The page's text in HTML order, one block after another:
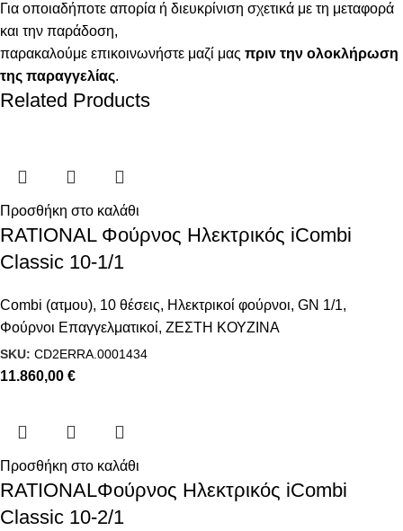
Για οποιαδήποτε απορία ή διευκρίνιση σχετικά με τη μεταφορά
και την παράδοση,
παρακαλούμε επικοινωνήστε μαζί μας πριν την ολοκλήρωση
της παραγγελίας.
Related Products
Προσθήκη στο καλάθι
RATIONAL Φούρνος Ηλεκτρικός iCombi
Classic 10-1/1
Combi (ατμου), 10 θέσεις, Ηλεκτρικοί φούρνοι, GN 1/1,
Φούρνοι Επαγγελματικοί, ΖΕΣΤΗ ΚΟΥΖΙΝΑ
SKU: CD2ERRA.0001434
11.860,00 €
Προσθήκη στο καλάθι
RATIONALΦούρνος Ηλεκτρικός iCombi
Classic 10-2/1